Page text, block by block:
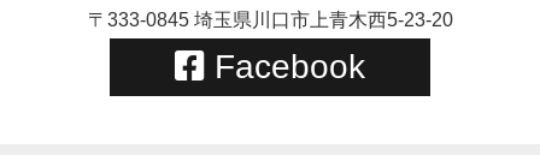
〒333-0845 埼玉県川口市上青木西5-23-20
Facebook